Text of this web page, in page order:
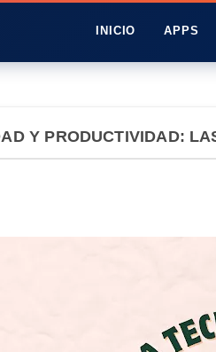
INICIO APPS
Y PRODUCTIVIDAD: